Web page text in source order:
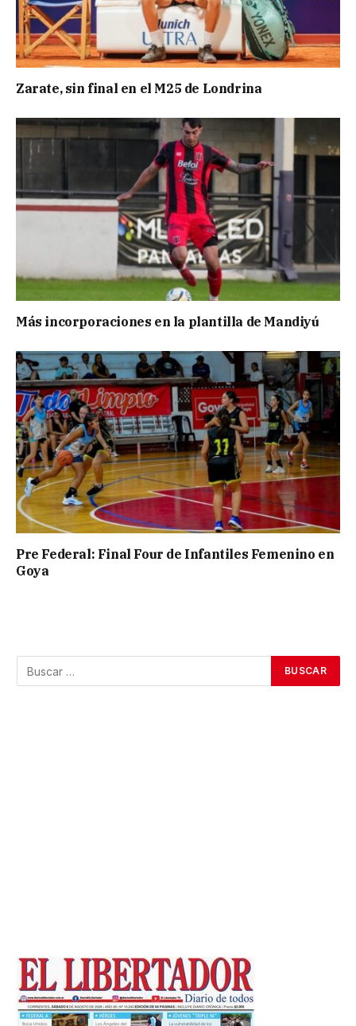
Zarate, sin final en el M25 de Londrina
Más incorporaciones en la plantilla de Mandiyú
Pre Federal: Final Four de Infantiles Femenino en
Goya